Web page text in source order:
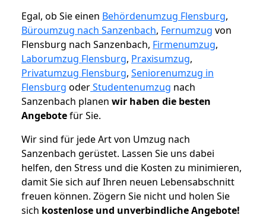
Egal, ob Sie einen Behördenumzug Flensburg,
Büroumzug nach Sanzenbach, Fernumzug von
Flensburg nach Sanzenbach, Firmenumzug,
Laborumzug Flensburg, Praxisumzug,
Privatumzug Flensburg, Seniorenumzug in
Flensburg oderStudentenumzug nach
Sanzenbach planen wir haben die besten
Angebotefür Sie.
Wir sind für jede Art von Umzug nach
Sanzenbach gerüstet. Lassen Sie uns dabei
helfen, den Stress und die Kosten zu minimieren,
damit Sie sich auf Ihren neuen Lebensabschnitt
freuen können. Zögern Sie nicht und holen Sie
sich kostenlose und unverbindliche Angebote!